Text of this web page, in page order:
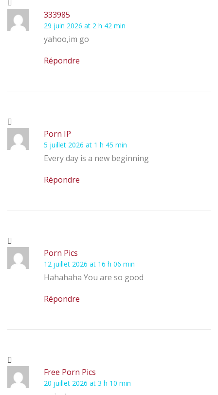
333985
29 juin 2026 at 2 h 42 min
yahoo,im go
Répondre
Porn IP
5 juillet 2026 at 1 h 45 min
Every day is a new beginning
Répondre
Porn Pics
12 juillet 2026 at 16 h 06 min
Hahahaha You are so good
Répondre
Free Porn Pics
20 juillet 2026 at 3 h 10 min